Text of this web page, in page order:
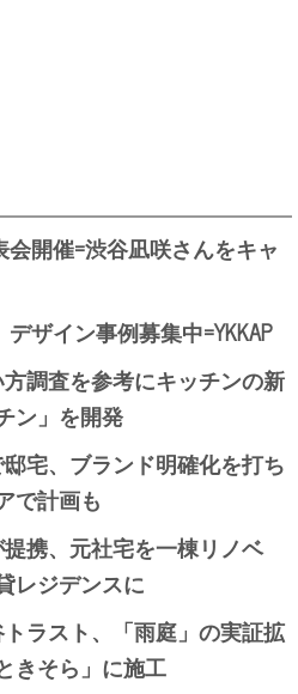
開催=渋谷凪咲さんをキャ
ザイン事例募集中=YKKAP
調査を参考にキッチンの新
ン」を開発
宅、ブランド明確化を打ち
で計画も
携、元社宅を一棟リノベ
レジデンスに
ラスト、「雨庭」の実証拡
きそら」に施工